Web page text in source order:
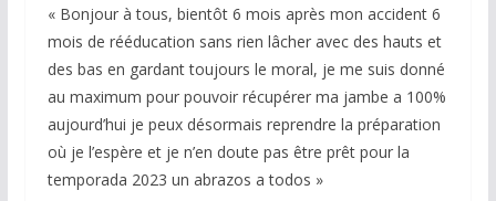
« Bonjour à tous, bientôt 6 mois après mon accident 6
mois de rééducation sans rien lâcher avec des hauts et
des bas en gardant toujours le moral, je me suis donné
au maximum pour pouvoir récupérer ma jambe a 100%
aujourd’hui je peux désormais reprendre la préparation
où je l’espère et je n’en doute pas être prêt pour la
temporada 2023 un abrazos a todos »